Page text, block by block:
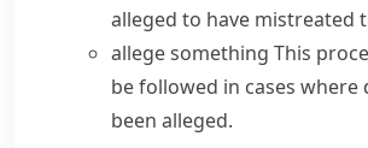
alleged to have mistreated
allege something This
be followed in cases where
been alleged.